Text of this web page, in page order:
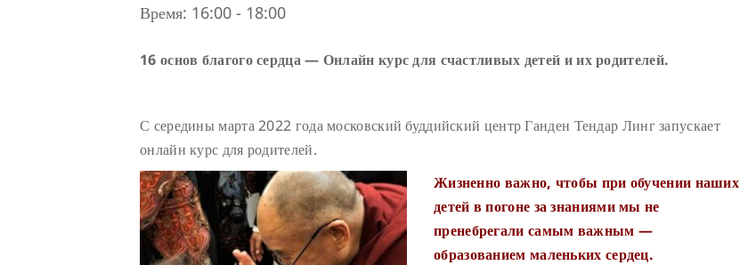
Время: 16:00 - 18:00
16 основ благого сердца — Онлайн курс для счастливых детей и их родителей.
С середины марта 2022 года московский буддийский центр Ганден Тендар Линг запускает
онлайн курс для родителей.
Жизненно важно, чтобы при обучении наших
детей в погоне за знаниями мы не
пренебрегали самым важным —
образованием маленьких сердец.